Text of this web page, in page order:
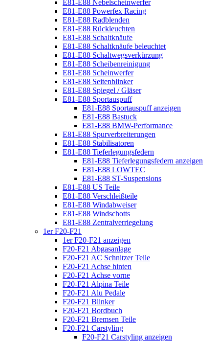
E81-E88 Nebelscheinwerfer
E81-E88 Powerfex Racing
E81-E88 Radblenden
E81-E88 Rückleuchten
E81-E88 Schaltknäufe
E81-E88 Schaltknäufe beleuchtet
E81-E88 Schaltwegsverkürzung
E81-E88 Scheibenreinigung
E81-E88 Scheinwerfer
E81-E88 Seitenblinker
E81-E88 Spiegel / Gläser
E81-E88 Sportauspuff
E81-E88 Sportauspuff anzeigen
E81-E88 Bastuck
E81-E88 BMW-Performance
E81-E88 Spurverbreiterungen
E81-E88 Stabilisatoren
E81-E88 Tieferlegungsfedern
E81-E88 Tieferlegungsfedern anzeigen
E81-E88 LOWTEC
E81-E88 ST-Suspensions
E81-E88 US Teile
E81-E88 Verschleißteile
E81-E88 Windabweiser
E81-E88 Windschotts
E81-E88 Zentralverriegelung
1er F20-F21
1er F20-F21 anzeigen
F20-F21 Abgasanlage
F20-F21 AC Schnitzer Teile
F20-F21 Achse hinten
F20-F21 Achse vorne
F20-F21 Alpina Teile
F20-F21 Alu Pedale
F20-F21 Blinker
F20-F21 Bordbuch
F20-F21 Bremsen Teile
F20-F21 Carstyling
F20-F21 Carstyling anzeigen